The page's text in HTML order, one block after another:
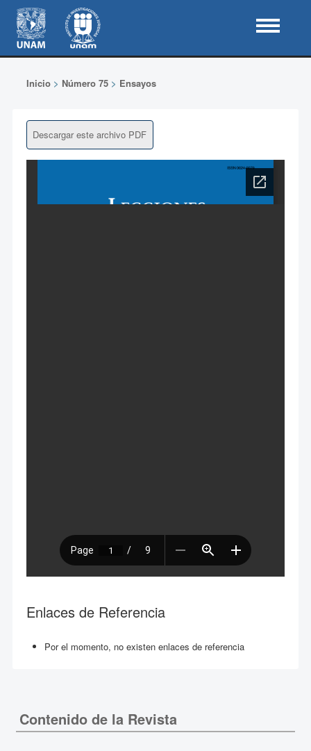
Inicio> Número 75> Ensayos
Descargar este archivo PDF
Enlaces de Referencia
Por el momento, no existen enlaces de referencia
Contenido de la Revista